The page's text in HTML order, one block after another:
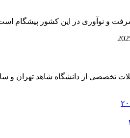
و نوآوری در این کشور پیشگام
تخصصی از دانشگاه شاهد تهران و